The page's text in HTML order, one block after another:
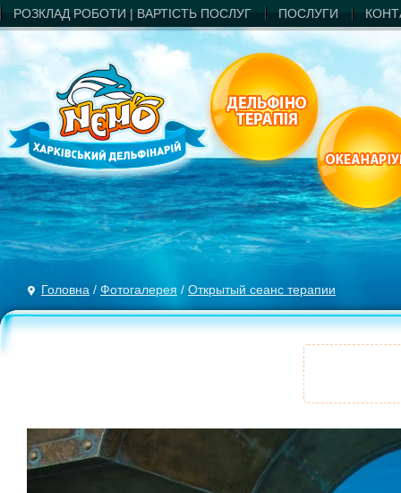
РОЗКЛАД РОБОТИ | ВАРТIСТЬ ПОСЛУГ ПОСЛУГИ
Головна / Фотогалерея / Открытый сеанс терапии